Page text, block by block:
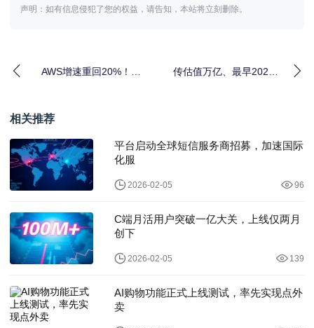
声明：如有信息侵犯了您的权益，请告知，本站将立刻删除。
AWS增速重回20%！亚
传估值万亿、最早2026
相关推荐
平台启动全球短信服务商招募，加速国际
化服
2026-02-05 96
C端月活用户突破一亿大关，上线仅两月
创下
2026-02-05 139
AI购物功能正式上线测试，率先实现点外
卖